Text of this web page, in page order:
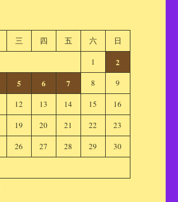
三 四 五 六
日
1
2
5 6 7 8
9
12 13 14 15
16
19 20 21 22
23
26 27 28 29
30